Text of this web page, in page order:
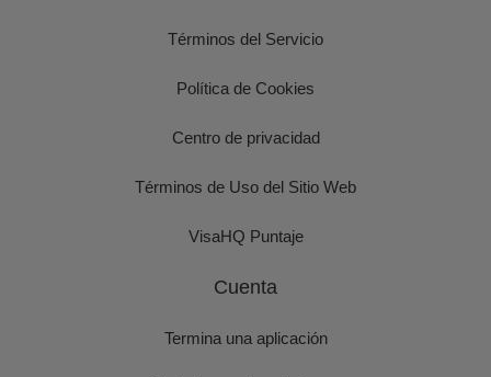
Términos del Servicio
Política de Cookies
Centro de privacidad
Términos de Uso del Sitio Web
VisaHQ Puntaje
Cuenta
Termina una aplicación